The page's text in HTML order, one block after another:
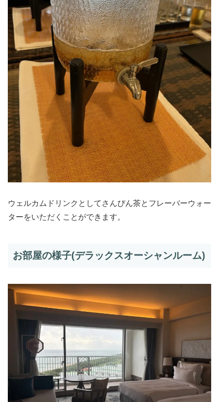
ウェルカムドリンクとしてさんぴん茶とフレーバーウォー
ターをいただくことができます。
お部屋の様子(デラックスオーシャンルーム)